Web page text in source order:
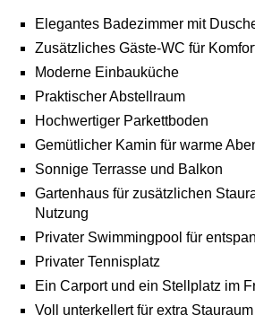
Elegantes Badezimmer mit
Zusätzliches Gäste-WC für
Moderne Einbauküche
Praktischer Abstellraum
Hochwertiger Parkettboden
Gemütlicher Kamin für warme
Sonnige Terrasse und Balkon
Gartenhaus für zusätzlichen
Nutzung
Privater Swimmingpool für
Privater Tennisplatz
Ein Carport und ein Stellplatz im
Voll unterkellert für extra Stauraum